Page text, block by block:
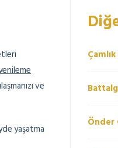
ve
yaşatma
Önder